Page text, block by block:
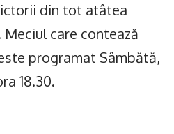
din tot atâtea
Meciul care contează
programat Sâmbătă,
18.30.